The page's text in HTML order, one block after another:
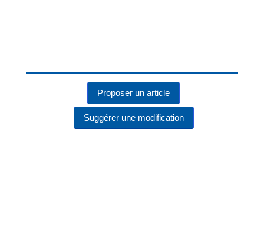
Proposer un article
Suggérer une modification